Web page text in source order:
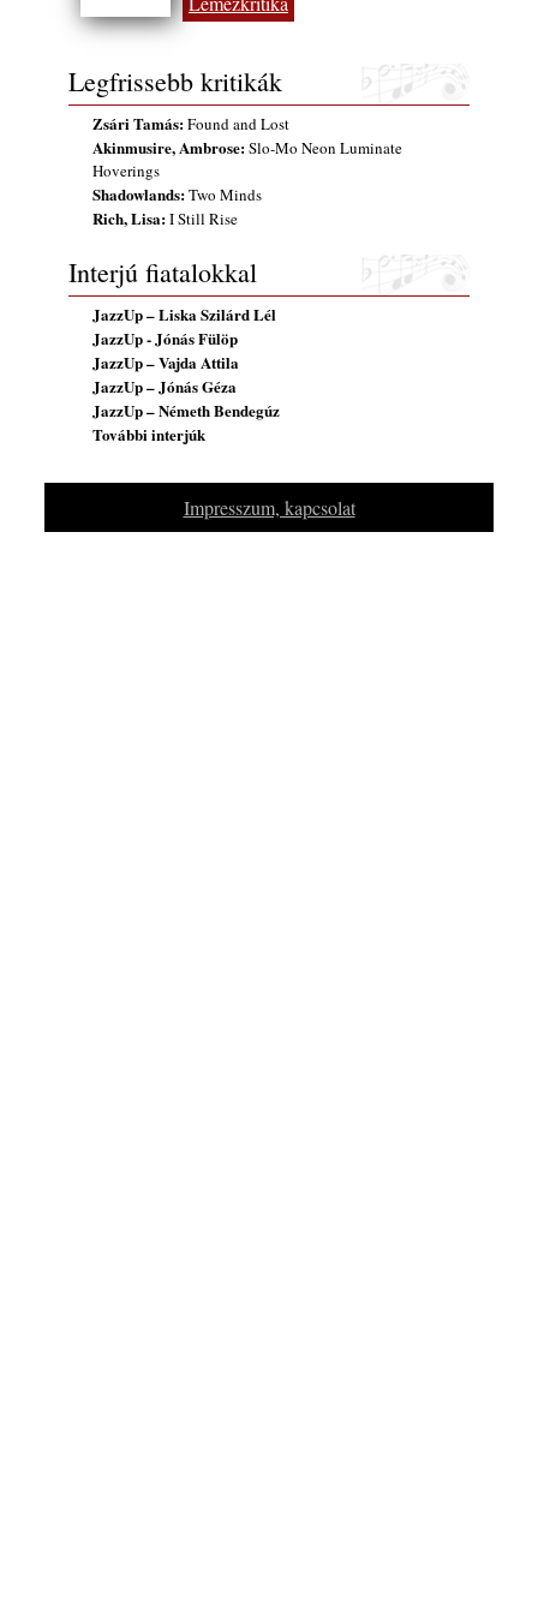
gyermekeik – 42. rész: Vörös László +
Vörösné Strausz Eszter + Vörös Bence
The Next Generation — 11. rész: Horváth
Szabolcs
2026. július 25.
Eged Márton: Old Songs
2026. július 25.
2026. július 16.
A free jazz kiemelkedő alakjai - 79. rész:
Marion Brown
2026. július 13.
Legfrissebb kritikák
Zsári Tamás:Found and Lost
Akinmusire, Ambrose:Slo-Mo Neon Luminate
Hoverings
Shadowlands:Two Minds
Rich, Lisa:I Still Rise
Interjú fiatalokkal
JazzUp – Liska Szilárd Lél
JazzUp - Jónás Fülöp
JazzUp – Vajda Attila
JazzUp – Jónás Géza
JazzUp – Németh Bendegúz
További interjúk
Impresszum, kapcsolat